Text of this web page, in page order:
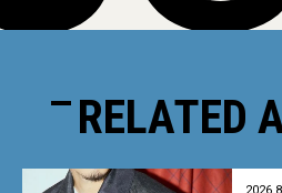
RELATED